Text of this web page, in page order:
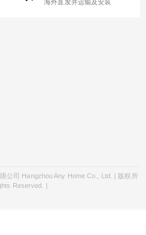
海外直发并运输及安装
公司 Hangzhou Any Home Co., Ltd. | 版权所
Reserved. |